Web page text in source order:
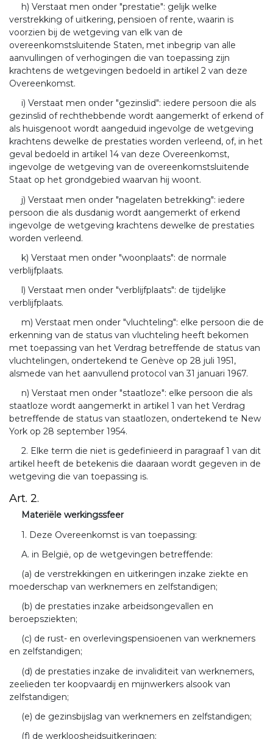
h) Verstaat men onder "prestatie": gelijk welke
verstrekking of uitkering, pensioen of rente, waarin is
voorzien bij de wetgeving van elk van de
overeenkomstsluitende Staten, met inbegrip van alle
aanvullingen of verhogingen die van toepassing zijn
krachtens de wetgevingen bedoeld in artikel 2 van deze
Overeenkomst.
i) Verstaat men onder "gezinslid": iedere persoon die als
gezinslid of rechthebbende wordt aangemerkt of erkend of
als huisgenoot wordt aangeduid ingevolge de wetgeving
krachtens dewelke de prestaties worden verleend, of, in het
geval bedoeld in artikel 14 van deze Overeenkomst,
ingevolge de wetgeving van de overeenkomstsluitende
Staat op het grondgebied waarvan hij woont.
j) Verstaat men onder "nagelaten betrekking": iedere
persoon die als dusdanig wordt aangemerkt of erkend
ingevolge de wetgeving krachtens dewelke de prestaties
worden verleend.
k) Verstaat men onder "woonplaats": de normale
verblijfplaats.
l) Verstaat men onder "verblijfplaats": de tijdelijke
verblijfplaats.
m) Verstaat men onder "vluchteling": elke persoon die de
erkenning van de status van vluchteling heeft bekomen
met toepassing van het Verdrag betreffende de status van
vluchtelingen, ondertekend te Genève op 28 juli 1951,
alsmede van het aanvullend protocol van 31 januari 1967.
n) Verstaat men onder "staatloze": elke persoon die als
staatloze wordt aangemerkt in artikel 1 van het Verdrag
betreffende de status van staatlozen, ondertekend te New
York op 28 september 1954.
2. Elke term die niet is gedefinieerd in paragraaf 1 van dit
artikel heeft de betekenis die daaraan wordt gegeven in de
wetgeving die van toepassing is.
Art. 2.
Materiële werkingssfeer
1. Deze Overeenkomst is van toepassing:
A. in België, op de wetgevingen betreffende:
(a) de verstrekkingen en uitkeringen inzake ziekte en
moederschap van werknemers en zelfstandigen;
(b) de prestaties inzake arbeidsongevallen en
beroepsziekten;
(c) de rust- en overlevingspensioenen van werknemers
en zelfstandigen;
(d) de prestaties inzake de invaliditeit van werknemers,
zeelieden ter koopvaardij en mijnwerkers alsook van
zelfstandigen;
(e) de gezinsbijslag van werknemers en zelfstandigen;
(f) de werkloosheidsuitkeringen;